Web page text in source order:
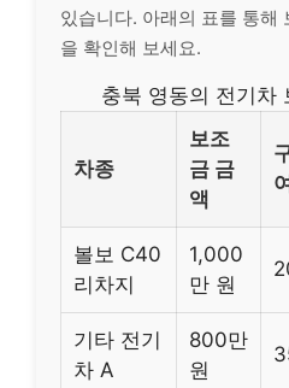
있습니다. 아래의 표를 통해
을 확인해 보세요.
충북 영동의 전기차
차종
보조
금 금
액
볼보 C40
리차지
1,000
만 원
기타 전기
차 A
800만
원